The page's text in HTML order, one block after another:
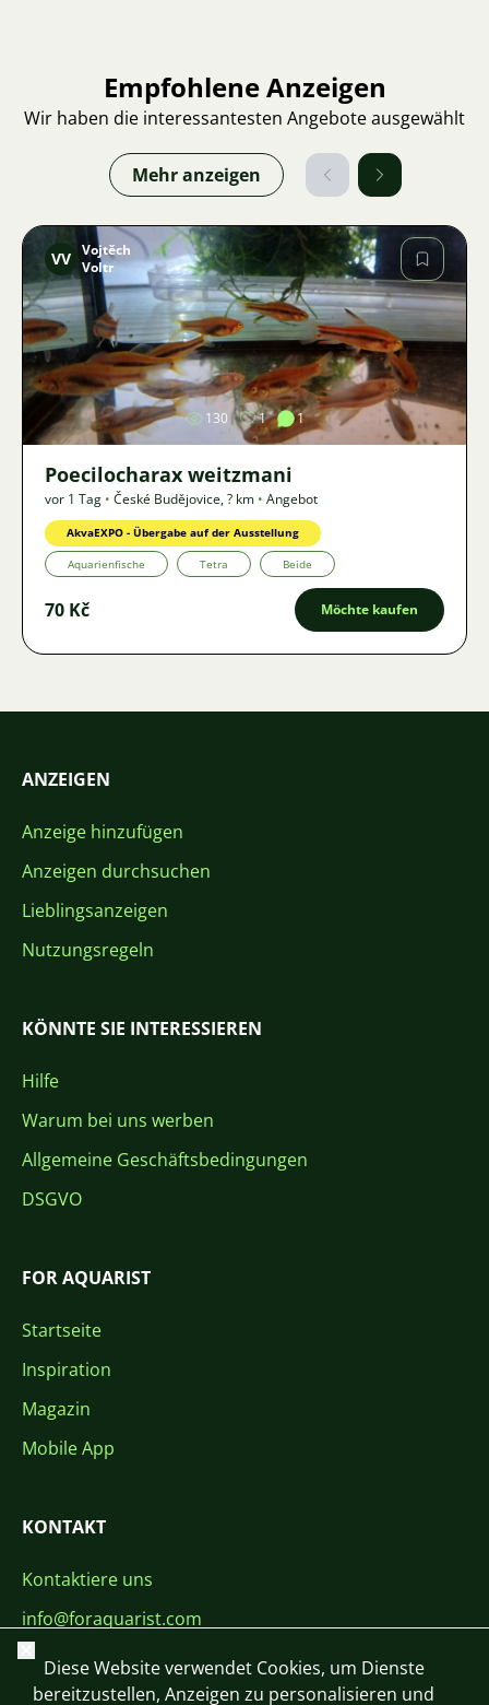
Empfohlene Anzeigen
Wir haben die interessantesten Angebote ausgewählt
Mehr anzeigen
Bild
VV Vojtěch
Voltr
130 1 1
Poecilocharax weitzmani
vor 1 Tag • České Budějovice,? km • Angebot
AkvaEXPO - Übergabe auf der Ausstellung
Aquarienfische Tetra Beide
70 Kč Möchte kaufen
ANZEIGEN
Anzeige hinzufügen
Anzeigen durchsuchen
Lieblingsanzeigen
Nutzungsregeln
KÖNNTE SIE INTERESSIEREN
Hilfe
Warum bei uns werben
Allgemeine Geschäftsbedingungen
DSGVO
FOR AQUARIST
Startseite
Inspiration
Magazin
Mobile App
KONTAKT
Kontaktiere uns
info@foraquarist.com
+420 603 449 602
Schließen
Diese Website verwendet Cookies, um Dienste
bereitzustellen, Anzeigen zu personalisieren und